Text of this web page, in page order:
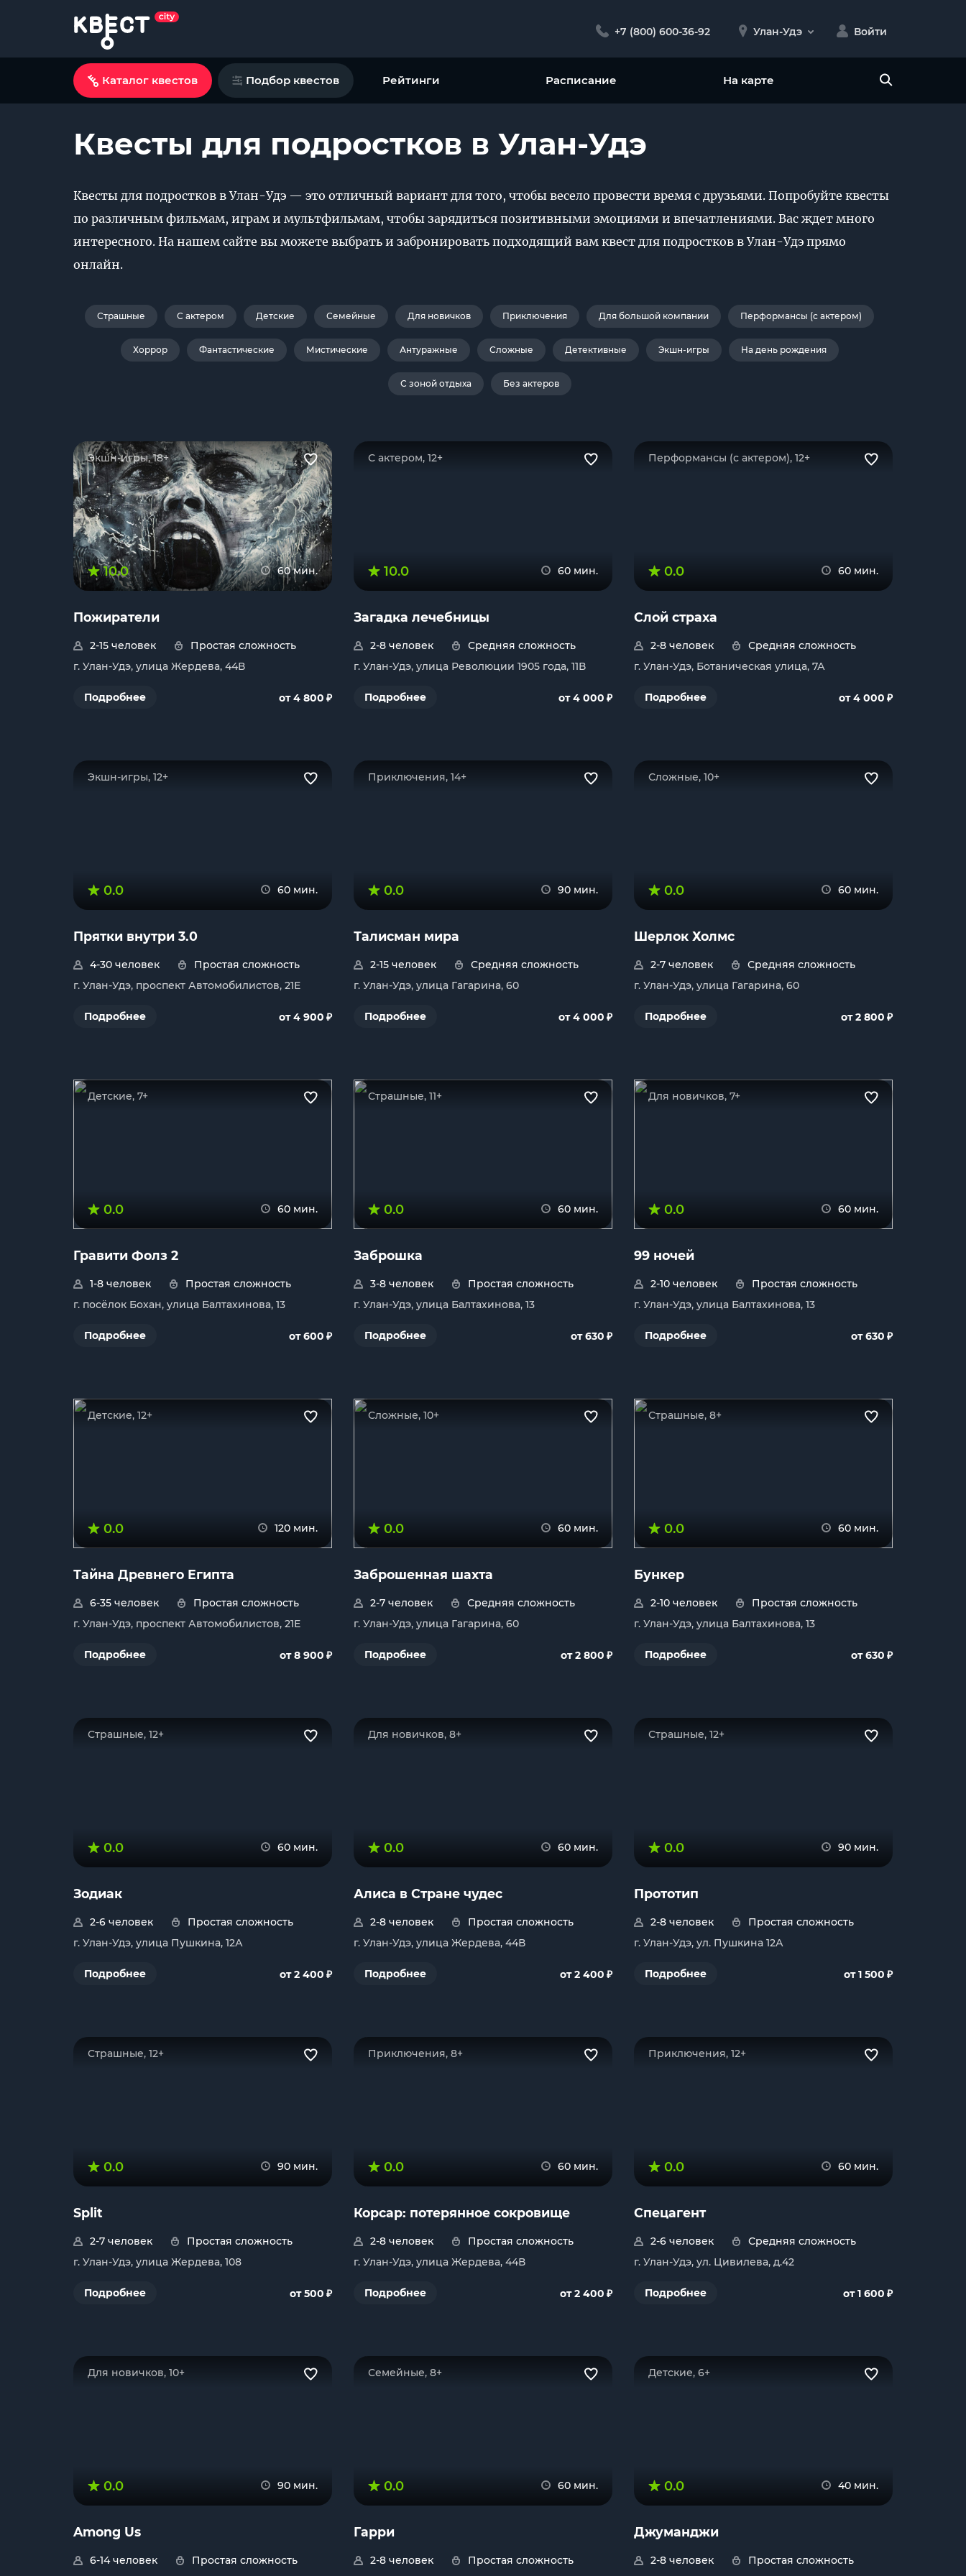
+7 (800) 600-36-92 Улан-Удэ Войти
Каталог квестов Подбор квестов Рейтинги Расписание На карте
Квесты для подростков в Улан-Удэ
Квесты для подростков в Улан-Удэ — это отличный вариант для того, чтобы весело провести время с друзьями. Попробуйте квесты
по различным фильмам, играм и мультфильмам, чтобы зарядиться позитивными эмоциями и впечатлениями. Вас ждет много
интересного. На нашем сайте вы можете выбрать и забронировать подходящий вам квест для подростков в Улан-Удэ прямо
онлайн.
Страшные С актером Детские Семейные Для новичков Приключения Для большой компании Перформансы (с актером)
Хоррор Фантастические Мистические Антуражные Сложные Детективные Экшн-игры На день рождения
С зоной отдыха Без актеров
Экшн-игры, 18+
10.0 60 мин.
Пожиратели
2-15 человек
Простая сложность
г. Улан-Удэ, улица Жердева, 44В
Подробнее от 4 800 ₽
С актером, 12+
10.0 60 мин.
Загадка лечебницы
2-8 человек
Средняя сложность
г. Улан-Удэ, улица Революции 1905 года, 11В
Подробнее от 4 000 ₽
Перформансы (с актером), 12+
0.0 60 мин.
Слой страха
2-8 человек
Средняя сложность
г. Улан-Удэ, Ботаническая улица, 7А
Подробнее от 4 000 ₽
Экшн-игры, 12+
0.0 60 мин.
Прятки внутри 3.0
4-30 человек
Простая сложность
г. Улан-Удэ, проспект Автомобилистов, 21Е
Подробнее от 4 900 ₽
Приключения, 14+
0.0 90 мин.
Талисман мира
2-15 человек
Средняя сложность
г. Улан-Удэ, улица Гагарина, 60
Подробнее от 4 000 ₽
Сложные, 10+
0.0 60 мин.
Шерлок Холмс
2-7 человек
Средняя сложность
г. Улан-Удэ, улица Гагарина, 60
Подробнее от 2 800 ₽
Детские, 7+
0.0 60 мин.
Гравити Фолз 2
1-8 человек
Простая сложность
г. посёлок Бохан, улица Балтахинова, 13
Подробнее от 600 ₽
Страшные, 11+
0.0 60 мин.
Заброшка
3-8 человек
Простая сложность
г. Улан-Удэ, улица Балтахинова, 13
Подробнее от 630 ₽
Для новичков, 7+
0.0 60 мин.
99 ночей
2-10 человек
Простая сложность
г. Улан-Удэ, улица Балтахинова, 13
Подробнее от 630 ₽
Детские, 12+
0.0 120 мин.
Тайна Древнего Египта
6-35 человек
Простая сложность
г. Улан-Удэ, проспект Автомобилистов, 21Е
Подробнее от 8 900 ₽
Сложные, 10+
0.0 60 мин.
Заброшенная шахта
2-7 человек
Средняя сложность
г. Улан-Удэ, улица Гагарина, 60
Подробнее от 2 800 ₽
Страшные, 8+
0.0 60 мин.
Бункер
2-10 человек
Простая сложность
г. Улан-Удэ, улица Балтахинова, 13
Подробнее от 630 ₽
Страшные, 12+
0.0 60 мин.
Зодиак
2-6 человек
Простая сложность
г. Улан-Удэ, улица Пушкина, 12А
Подробнее от 2 400 ₽
Для новичков, 8+
0.0 60 мин.
Алиса в Стране чудес
2-8 человек
Простая сложность
г. Улан-Удэ, улица Жердева, 44В
Подробнее от 2 400 ₽
Страшные, 12+
0.0 90 мин.
Прототип
2-8 человек
Простая сложность
г. Улан-Удэ, ул. Пушкина 12А
Подробнее от 1 500 ₽
Страшные, 12+
0.0 90 мин.
Split
2-7 человек
Простая сложность
г. Улан-Удэ, улица Жердева, 108
Подробнее от 500 ₽
Приключения, 8+
0.0 60 мин.
Корсар: потерянное сокровище
2-8 человек
Простая сложность
г. Улан-Удэ, улица Жердева, 44В
Подробнее от 2 400 ₽
Приключения, 12+
0.0 60 мин.
Спецагент
2-6 человек
Средняя сложность
г. Улан-Удэ, ул. Цивилева, д.42
Подробнее от 1 600 ₽
Для новичков, 10+
0.0 90 мин.
Among Us
6-14 человек
Простая сложность
Семейные, 8+
0.0 60 мин.
Гарри
2-8 человек
Простая сложность
Детские, 6+
0.0 40 мин.
Джуманджи
2-8 человек
Простая сложность